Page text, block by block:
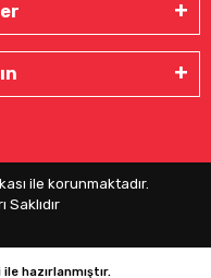
ile korunmaktadır.
Saklıdır
hazırlanmıştır.